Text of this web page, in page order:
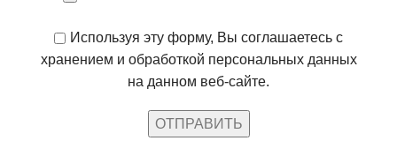
Используя эту форму, Вы соглашаетесь с
хранением и обработкой персональных данных
на данном веб-сайте.